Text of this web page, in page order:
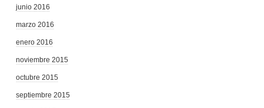
junio 2016
marzo 2016
enero 2016
noviembre 2015
octubre 2015
septiembre 2015